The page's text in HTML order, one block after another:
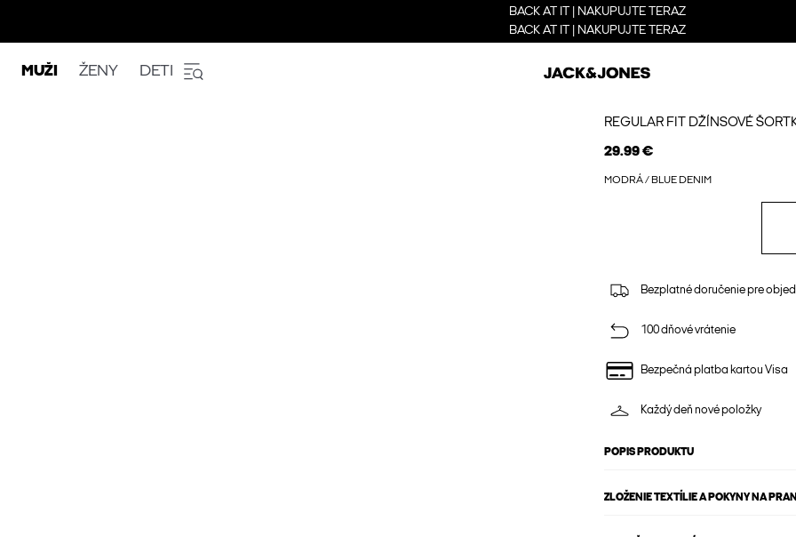
BACK AT IT | NAKUPUJTE TERAZ
BACK AT IT | NAKUPUJTE TERAZ
MUŽI ŽENY DETI
REGULAR FIT DŽÍNSOVÉ
29.99 €
MODRÁ / BLUE DENIM
Bezplatné doručenie pre
100 dňové vrátenie
Bezpečná platba kartou Visa
Každý deň nové položky
POPIS PRODUKTU
ZLOŽENIE TEXTÍLIE A POKYNY NA